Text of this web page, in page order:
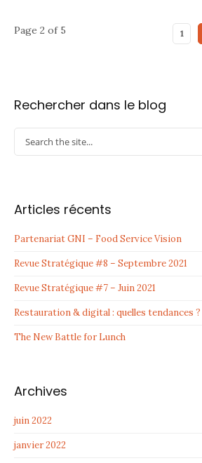
1
Page 2 of 5
Rechercher dans le blog
Articles récents
Partenariat GNI – Food Service Vision
Revue Stratégique #8 – Septembre 2021
Revue Stratégique #7 – Juin 2021
Restauration & digital : quelles tendances ?
The New Battle for Lunch
Archives
juin 2022
janvier 2022